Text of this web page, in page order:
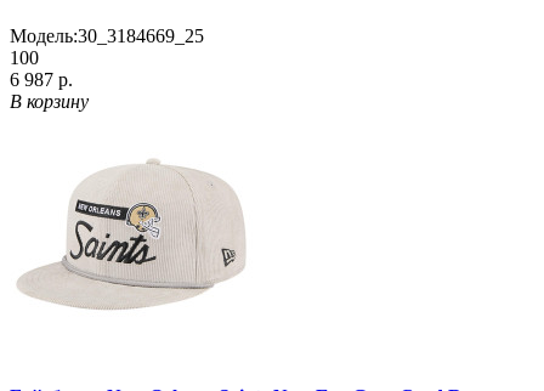
Модель:30_3184669_25
100
6 987 р.
В корзину